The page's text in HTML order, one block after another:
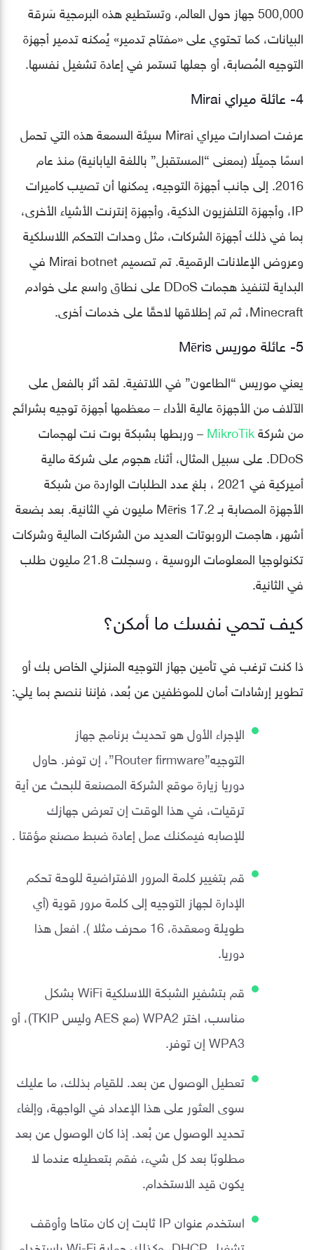
500,000 جهاز حول العالم، وتستطيع هذه البرمجية سَرقة
البيانات، كما تحتوي على «مفتاح تدمير» يُمكنه تدمير أجهزة
التوجيه المُصابة، أو جعلها تستمر في إعادة تشغيل نفسها.
4- عائلة ميراي Mirai
عرفت اصدارات ميراي Mirai سيئة السمعة هذه التي تحمل
اسمًا جميلًا (بمعنى “المستقبل” باللغة اليابانية) منذ عام
2016. إلى جانب أجهزة التوجيه، يمكنها أن تصيب كاميرات
IP، وأجهزة التلفزيون الذكية، وأجهزة إنترنت الأشياء الأخرى،
بما في ذلك أجهزة الشركات، مثل وحدات التحكم اللاسلكية
وعروض الإعلانات الرقمية. تم تصميم Mirai botnet في
البداية لتنفيذ هجمات DDoS على نطاق واسع على خوادم
Minecraft، ثم تم إطلاقها لاحقًا على خدمات أخرى.
5- عائلة موريس Mēris
يعني موريس “الطاعون” في اللاتفية. لقد أثر بالفعل على
الآلاف من الأجهزة عالية الأداء – معظمها أجهزة توجيه بشرائح
من شركة
– وربطها بشبكة بوت نت لهجمات
DDoS. على سبيل المثال، أثناء هجوم على شركة مالية
أميركية في 2021 ، بلغ عدد الطلبات الواردة من شبكة
الأجهزة المصابة بـ Mēris 17.2 مليون في الثانية. بعد بضعة
أشهر، هاجمت الروبوتات العديد من الشركات المالية وشركات
تكنولوجيا المعلومات الروسية ، وسجلت 21.8 مليون طلب
في الثانية.
كيف تحمي نفسك ما أمكن؟
ذا كنت ترغب في تأمين جهاز التوجيه المنزلي الخاص بك أو
تطوير إرشادات أمان للموظفين عن بُعد، فإننا ننصح بما يلي:
الإجراء الأول هو تحديث برنامج جهاز
التوجيه”Router firmware”، إن توفر. حاول
دوريا زيارة موقع الشركة المصنعة للبحث عن أية
ترقيات، في هذا الوقت إن تعرض جهازك
للإصابه فيمكنك عمل إعادة ضبط مصنع مؤقتا .
قم بتغيير كلمة المرور الافتراضية للوحة تحكم
الإدارة لجهاز التوجيه إلى كلمة مرور قوية (أي
طويلة ومعقدة، 16 محرف مثلا ). افعل هذا
دوريا.
قم بتشفير الشبكة اللاسلكية WiFi بشكل
مناسب، اختر WPA2 (مع AES وليس TKIP)، أو
WPA3 إن توفر.
تعطيل الوصول عن بعد. للقيام بذلك، ما عليك
سوى العثور على هذا الإعداد في الواجهة، وإلغاء
تحديد الوصول عن بُعد. إذا كان الوصول عن بعد
مطلوبًا بعد كل شيء، فقم بتعطيله عندما لا
يكون قيد الاستخدام.
استخدم عنوان IP ثابت إن كان متاحا وأوقف